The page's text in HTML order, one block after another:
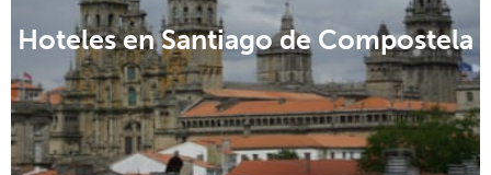
Hoteles en Santiago de Compostela